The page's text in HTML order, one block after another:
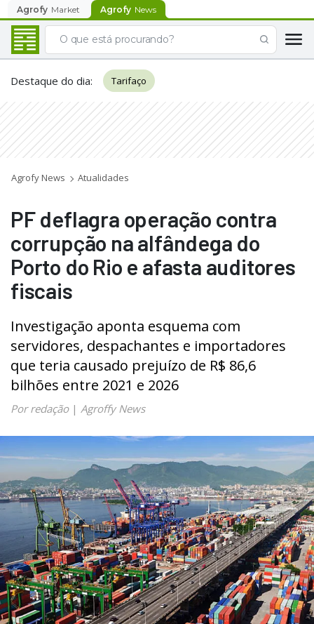
Agrofy Market Agrofy News
Destaque do dia: Tarifaço
Agrofy News Atualidades
PF deflagra operação contra
corrupção na alfândega do
Porto do Rio e afasta auditores
fiscais
Investigação aponta esquema com
servidores, despachantes e importadores
que teria causado prejuízo de R$ 86,6
bilhões entre 2021 e 2026
Por redação| Agroffy News